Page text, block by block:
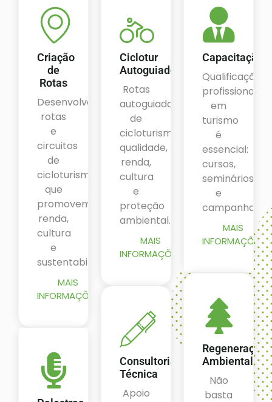
Criação
de
Rotas
Desenvolvemos
rotas
e
circuitos
de
cicloturismo
que
promovem
renda,
cultura
e
sustentabilidade.
MAIS
INFORMAÇÕES
Ciclotur
Autoguiado
Rotas
autoguiadas
de
cicloturismo:
qualidade,
renda,
cultura
e
proteção
ambiental.
MAIS
INFORMAÇÕES
Consultoria
Técnica
Apoio
Capacitação
Qualificação
profissional
em
turismo
é
essencial:
cursos,
seminários
e
campanhas.
MAIS
INFORMAÇÕES
Regeneração
Ambiental
Não
basta